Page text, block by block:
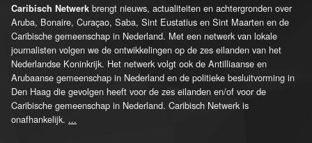
Caribisch Netwerk brengt nieuws, actualiteiten en achtergronden over
Aruba, Bonaire, Curaçao, Saba, Sint Eustatius en Sint Maarten en de
Caribische gemeenschap in Nederland. Met een netwerk van lokale
journalisten volgen we de ontwikkelingen op de zes eilanden van het
Nederlandse Koninkrijk. Het netwerk volgt ook de Antilliaanse en
Arubaanse gemeenschap in Nederland en de politieke besluitvorming in
Den Haag die gevolgen heeft voor de zes eilanden en/of voor de
Caribische gemeenschap in Nederland. Caribisch Netwerk is
onafhankelijk. ...